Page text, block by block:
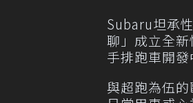
Subaru坦承
聊」成立全
手排跑車開發
與超跑為伍